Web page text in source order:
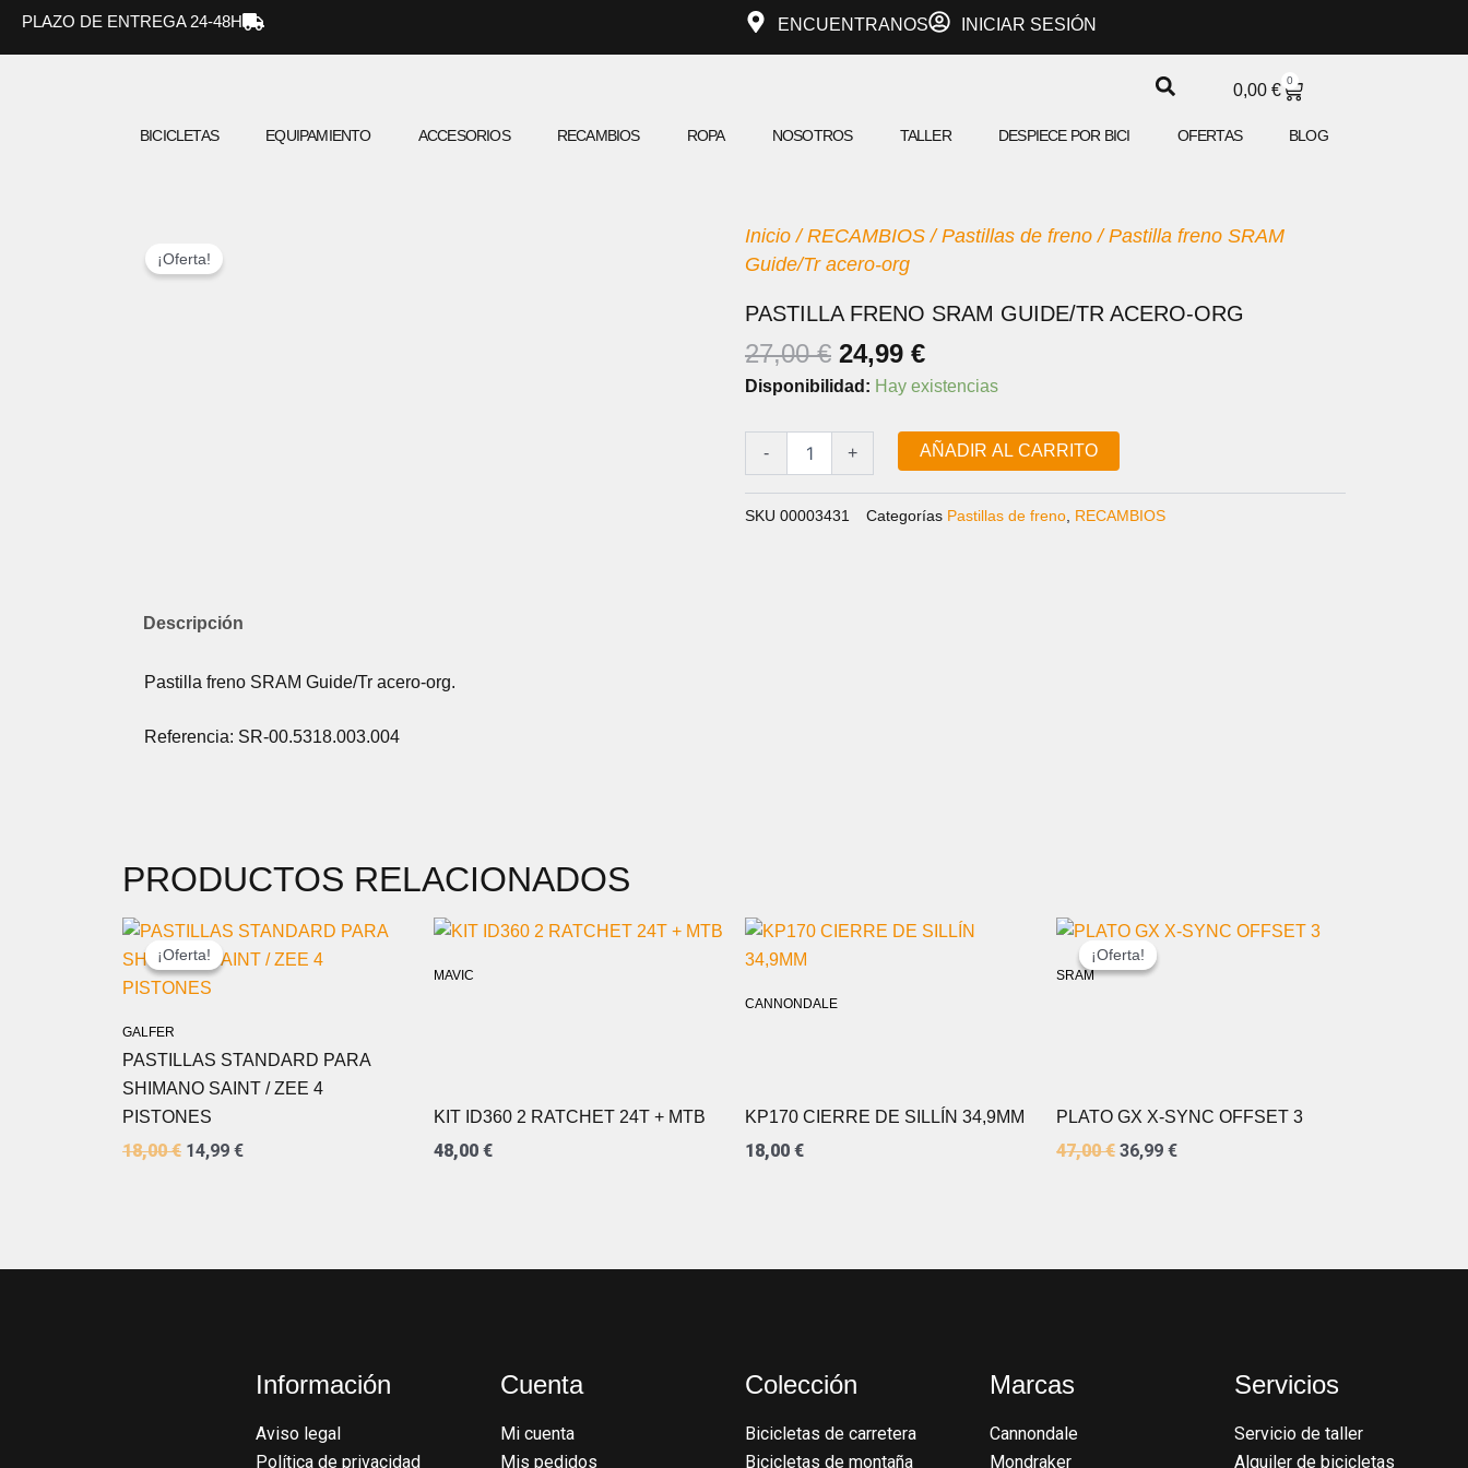
PLAZO DE ENTREGA 24-48H ENCUENTRANOS INICIAR SESIÓN
0,00 €
0
CARRITO
BICICLETAS EQUIPAMIENTO ACCESORIOS RECAMBIOS ROPA NOSOTROS TALLER DESPIECE POR BICI OFERTAS BLOG
¡Oferta!
Inicio /RECAMBIOS /Pastillas de freno / Pastilla freno SRAM
Guide/Tr acero-org
PASTILLA FRENO SRAM GUIDE/TR ACERO-ORG
27,00€ EL
PRECIO
ERA:
27,00 €.
24,99 €EL
PRECIO
ES:
24,99 €.
Disponibilidad: Hay existencias
-
Pastilla
acero-
org
cantidad
+ AÑADIR AL CARRITO
SKU 00003431 Categorías Pastillas de freno, RECAMBIOS
Descripción
Pastilla freno SRAM Guide/Tr acero-org.
Referencia: SR-00.5318.003.004
PRODUCTOS RELACIONADOS
¡Oferta!
GALFER
¡Oferta!
PASTILLAS STANDARD PARA
SHIMANO SAINT / ZEE 4
PISTONES
18,00€
EL
PRECIO
ORIGINAL
ERA:
14,99 €
EL
PRECIO
ACTUAL
MAVIC
KIT ID360 2 RATCHET 24T + MTB
48,00 €
CANNONDALE
KP170 CIERRE DE SILLÍN 34,9MM
18,00 €
¡Oferta!
SRAM
¡Oferta!
PLATO GX X-SYNC OFFSET 3
47,00€
EL
PRECIO
ORIGINAL
36,99 €
EL
Información
Aviso legal
Política de privacidad
Cuenta
Mi cuenta
Mis pedidos
Colección
Bicicletas de carretera
Bicicletas de montaña
Marcas
Cannondale
Mondraker
Servicios
Servicio de taller
Alquiler de bicicletas